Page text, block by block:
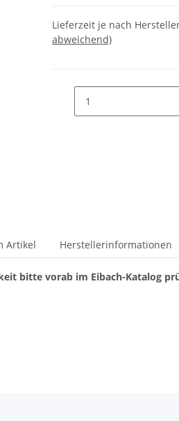
Lieferzeit je nach
abweichend)
Artikel Herstellerinformationen
bitte vorab im Eibach-Katalog